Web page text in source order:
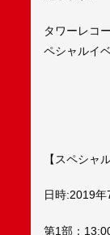
タワーレコ
ペシャルイ
【スペシャ
日時:2019年
第1部：